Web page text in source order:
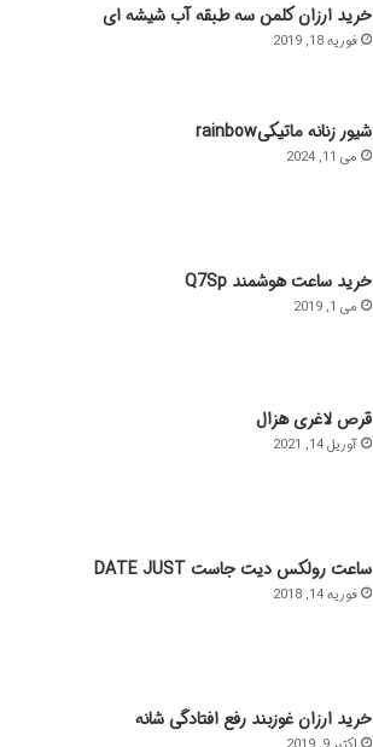
خرید ارزان کلمن سه طبقه آب شیشه ای
فوریه 18, 2019
شیور زنانه ماتیکیrainbow
می 11, 2024
خرید ساعت هوشمند Q7Sp
می 1, 2019
قرص لاغری هزال
آوریل 14, 2021
ساعت رولکس دیت جاست DATE JUST
فوریه 14, 2018
خرید ارزان غوزبند رفع افتادگی شانه